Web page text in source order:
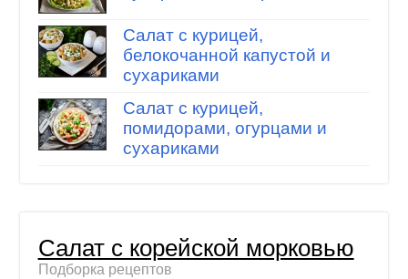
Салат с курицей,
белокочанной капустой и
сухариками
Салат с курицей,
помидорами, огурцами и
сухариками
Салат с корейской морковью
Подборка рецептов